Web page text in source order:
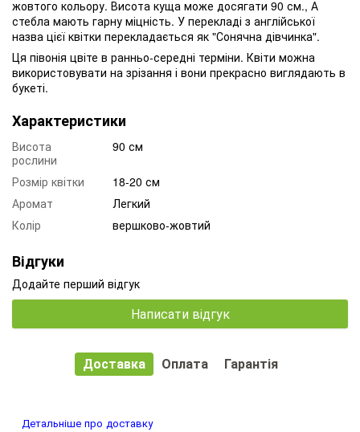
жовтого кольору. Висота куща може досягати 90 см., А
стебла мають гарну міцність. У перекладі з англійської
назва цієї квітки перекладається як "Сонячна дівчинка".
Ця півонія цвіте в ранньо-середні терміни. Квіти можна
використовувати на зрізання і вони прекрасно виглядають в
букеті.
Характеристики
Висота
рослини
90 см
Розмір квітки
18-20 см
Аромат
Легкий
Колір
вершково-жовтий
Відгуки
Додайте перший відгук
Написати відгук
Доставка Оплата Гарантія
Детальніше про доставку